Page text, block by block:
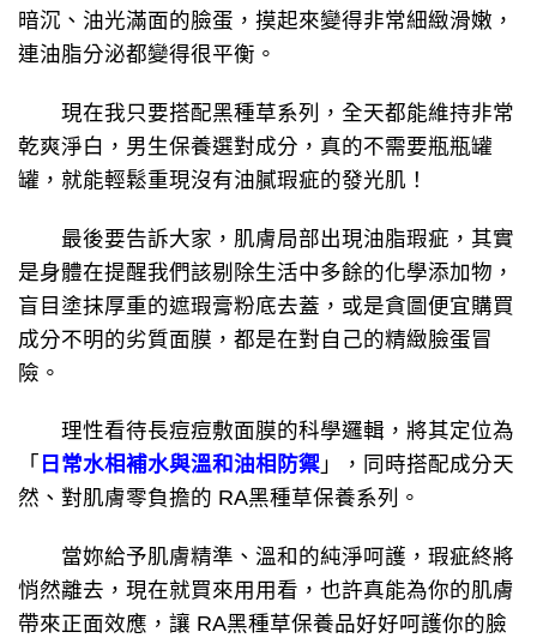
暗沉、油光滿面的臉蛋，摸起來變得非常細緻滑嫩，
連油脂分泌都變得很平衡。
現在我只要搭配黑種草系列，全天都能維持非常
乾爽淨白，男生保養選對成分，真的不需要瓶瓶罐
罐，就能輕鬆重現沒有油膩瑕疵的發光肌！
最後要告訴大家，肌膚局部出現油脂瑕疵，其實
是身體在提醒我們該剔除生活中多餘的化學添加物，
盲目塗抹厚重的遮瑕膏粉底去蓋，或是貪圖便宜購買
成分不明的劣質面膜，都是在對自己的精緻臉蛋冒
險。
理性看待長痘痘敷面膜的科學邏輯，將其定位為
「 日常水相補水與溫和油相防禦 」，同時搭配成分天
然、對肌膚零負擔的 RA黑種草保養系列。
當妳給予肌膚精準、溫和的純淨呵護，瑕疵終將
悄然離去，現在就買來用用看，也許真能為你的肌膚
帶來正面效應，讓 RA黑種草保養品好好呵護你的臉